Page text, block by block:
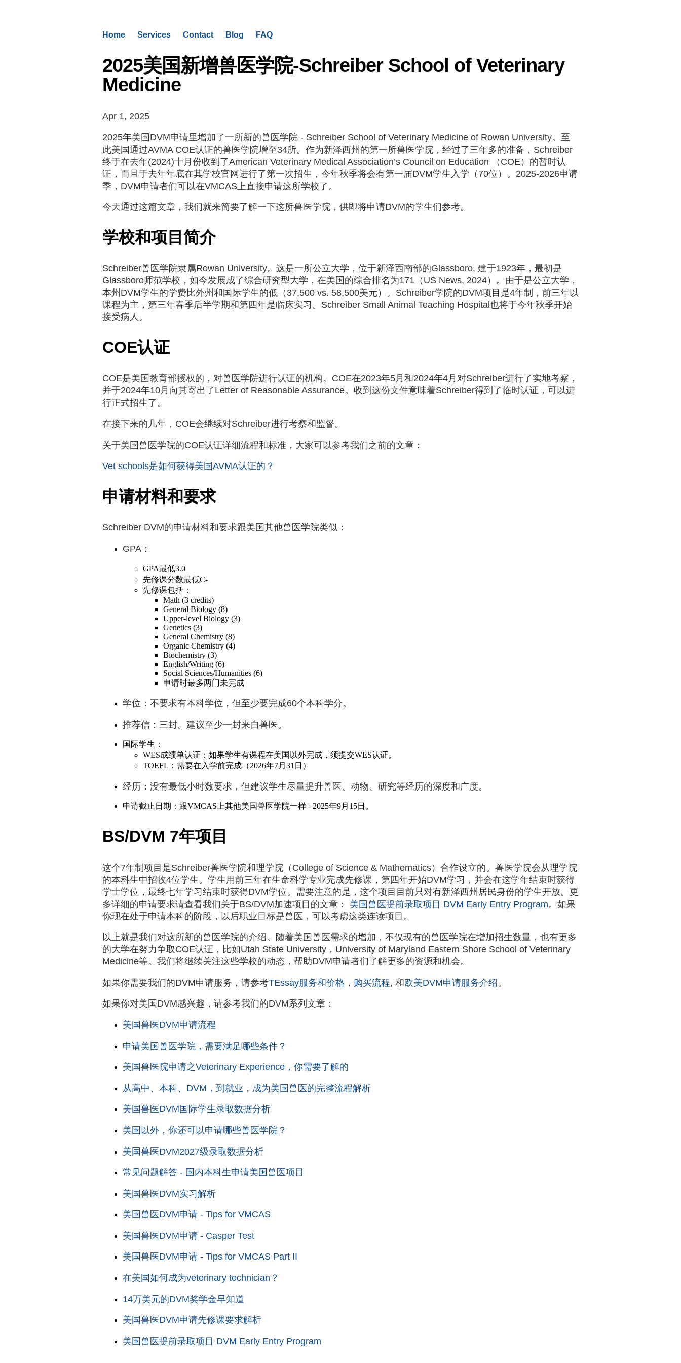
Home Services Contact Blog FAQ
2025美国新增兽医学院-Schreiber School of Veterinary
Medicine
Apr 1, 2025
2025年美国DVM申请里增加了一所新的兽医学院 - Schreiber School of Veterinary Medicine of Rowan University。至
此美国通过AVMA COE认证的兽医学院增至34所。作为新泽西州的第一所兽医学院，经过了三年多的准备，Schreiber
终于在去年(2024)十月份收到了American Veterinary Medical Association’s Council on Education （COE）的暂时认
证，而且于去年年底在其学校官网进行了第一次招生，今年秋季将会有第一届DVM学生入学（70位）。2025-2026申请
季，DVM申请者们可以在VMCAS上直接申请这所学校了。
今天通过这篇文章，我们就来简要了解一下这所兽医学院，供即将申请DVM的学生们参考。
学校和项目简介
Schreiber兽医学院隶属Rowan University。这是一所公立大学，位于新泽西南部的Glassboro, 建于1923年，最初是
Glassboro师范学校，如今发展成了综合研究型大学，在美国的综合排名为171（US News, 2024）。由于是公立大学，
本州DVM学生的学费比外州和国际学生的低（37,500 vs. 58,500美元）。Schreiber学院的DVM项目是4年制，前三年以
课程为主，第三年春季后半学期和第四年是临床实习。Schreiber Small Animal Teaching Hospital也将于今年秋季开始
接受病人。
COE认证
COE是美国教育部授权的，对兽医学院进行认证的机构。COE在2023年5月和2024年4月对Schreiber进行了实地考察，
并于2024年10月向其寄出了Letter of Reasonable Assurance。收到这份文件意味着Schreiber得到了临时认证，可以进
行正式招生了。
在接下来的几年，COE会继续对Schreiber进行考察和监督。
关于美国兽医学院的COE认证详细流程和标准，大家可以参考我们之前的文章：
Vet schools是如何获得美国AVMA认证的？
申请材料和要求
Schreiber DVM的申请材料和要求跟美国其他兽医学院类似：
GPA：
GPA最低3.0
先修课分数最低C-
先修课包括：
Math (3 credits)
General Biology (8)
Upper-level Biology (3)
Genetics (3)
General Chemistry (8)
Organic Chemistry (4)
Biochemistry (3)
English/Writing (6)
Social Sciences/Humanities (6)
申请时最多两门未完成
学位：不要求有本科学位，但至少要完成60个本科学分。
推荐信：三封。建议至少一封来自兽医。
国际学生：
WES成绩单认证：如果学生有课程在美国以外完成，须提交WES认证。
TOEFL：需要在入学前完成（2026年7月31日）
经历：没有最低小时数要求，但建议学生尽量提升兽医、动物、研究等经历的深度和广度。
申请截止日期：跟VMCAS上其他美国兽医学院一样 - 2025年9月15日。
BS/DVM 7年项目
这个7年制项目是Schreiber兽医学院和理学院（College of Science & Mathematics）合作设立的。兽医学院会从理学院
的本科生中招收4位学生。学生用前三年在生命科学专业完成先修课，第四年开始DVM学习，并会在这学年结束时获得
学士学位，最终七年学习结束时获得DVM学位。需要注意的是，这个项目目前只对有新泽西州居民身份的学生开放。更
多详细的申请要求请查看我们关于BS/DVM加速项目的文章： 美国兽医提前录取项目 DVM Early Entry Program。如果
你现在处于申请本科的阶段，以后职业目标是兽医，可以考虑这类连读项目。
以上就是我们对这所新的兽医学院的介绍。随着美国兽医需求的增加，不仅现有的兽医学院在增加招生数量，也有更多
的大学在努力争取COE认证，比如Utah State University，University of Maryland Eastern Shore School of Veterinary
Medicine等。我们将继续关注这些学校的动态，帮助DVM申请者们了解更多的资源和机会。
如果你需要我们的DVM申请服务，请参考TEssay服务和价格 ， 购买流程, 和欧美DVM申请服务介绍。
如果你对美国DVM感兴趣，请参考我们的DVM系列文章：
美国兽医DVM申请流程
申请美国兽医学院，需要满足哪些条件？
美国兽医院申请之Veterinary Experience，你需要了解的
从高中、本科、DVM，到就业，成为美国兽医的完整流程解析
美国兽医DVM国际学生录取数据分析
美国以外，你还可以申请哪些兽医学院？
美国兽医DVM2027级录取数据分析
常见问题解答 - 国内本科生申请美国兽医项目
美国兽医DVM实习解析
美国兽医DVM申请 - Tips for VMCAS
美国兽医DVM申请 - Casper Test
美国兽医DVM申请 - Tips for VMCAS Part II
在美国如何成为veterinary technician？
14万美元的DVM奖学金早知道
美国兽医DVM申请先修课要求解析
美国兽医提前录取项目 DVM Early Entry Program